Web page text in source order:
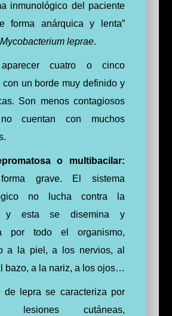
inmunológico del paciente
forma anárquica y lenta”
Mycobacterium leprae.
cuatro o cinco
con un borde muy definido y
Son menos contagiosos
cuentan con muchos
o multibacilar:
grave. El sistema
no lucha contra la
y esta se disemina y
por todo el organismo,
a la piel, a los nervios, al
bazo, a la nariz, a los ojos…
de lepra se caracteriza por
lesiones cutáneas,